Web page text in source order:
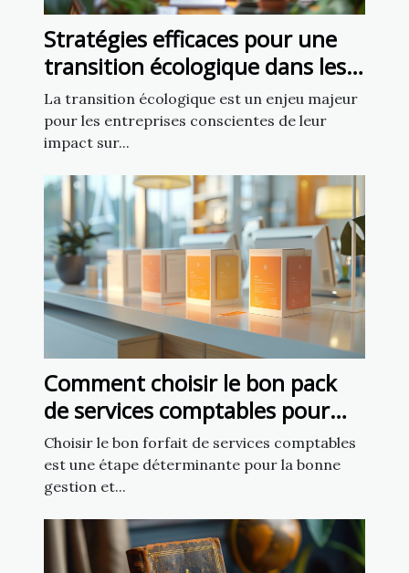
Stratégies efficaces pour une
transition écologique dans les
entreprises
La transition écologique est un enjeu majeur
pour les entreprises conscientes de leur
impact sur...
Comment choisir le bon pack
de services comptables pour
votre entreprise
Choisir le bon forfait de services comptables
est une étape déterminante pour la bonne
gestion et...